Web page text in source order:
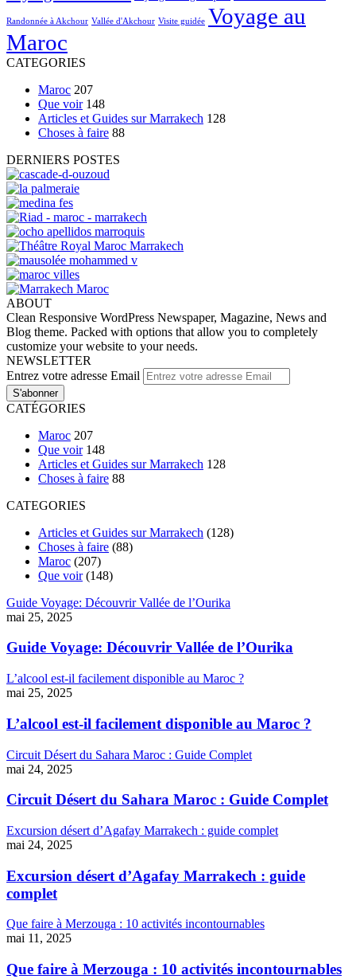
Randonnée à Akchour Vallée d'Akchour Visite guidée Voyage au
Maroc
CATEGORIES
Maroc 207
Que voir 148
Articles et Guides sur Marrakech 128
Choses à faire 88
DERNIERS POSTES
ABOUT
Clean Responsive WordPress Newspaper, Magazine, News and
Blog theme. Packed with options that allow you to completely
customize your website to your needs.
NEWSLETTER
Entrez votre adresse Email
CATÉGORIES
Maroc 207
Que voir 148
Articles et Guides sur Marrakech 128
Choses à faire 88
CATEGORIES
Articles et Guides sur Marrakech (128)
Choses à faire (88)
Maroc (207)
Que voir(148)
Guide Voyage: Découvrir Vallée de l’Ourika
mai 25, 2025
Guide Voyage: Découvrir Vallée de l’Ourika
L’alcool est-il facilement disponible au Maroc ?
mai 25, 2025
L’alcool est-il facilement disponible au Maroc ?
Circuit Désert du Sahara Maroc : Guide Complet
mai 24, 2025
Circuit Désert du Sahara Maroc : Guide Complet
Excursion désert d’Agafay Marrakech : guide complet
mai 24, 2025
Excursion désert d’Agafay Marrakech : guide
complet
Que faire à Merzouga : 10 activités incontournables
mai 11, 2025
Que faire à Merzouga : 10 activités incontournables